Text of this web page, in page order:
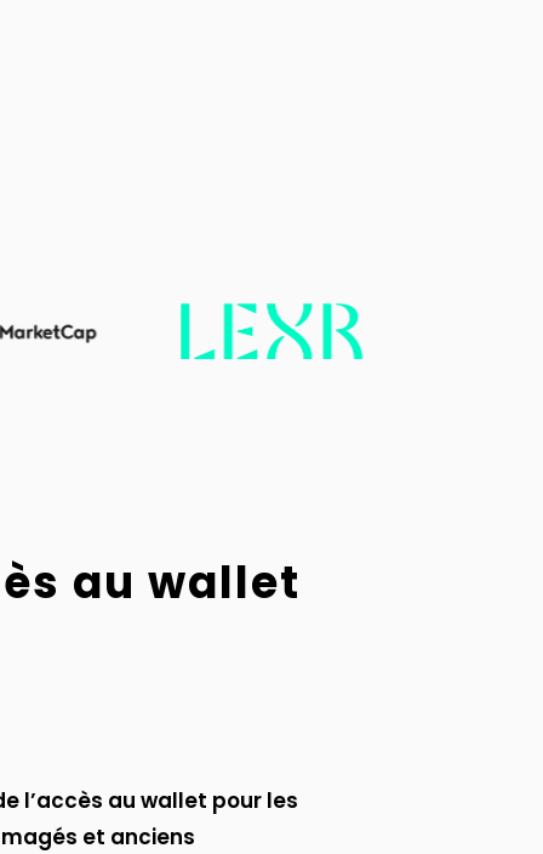
au wallet
l’accès au wallet pour les
et anciens